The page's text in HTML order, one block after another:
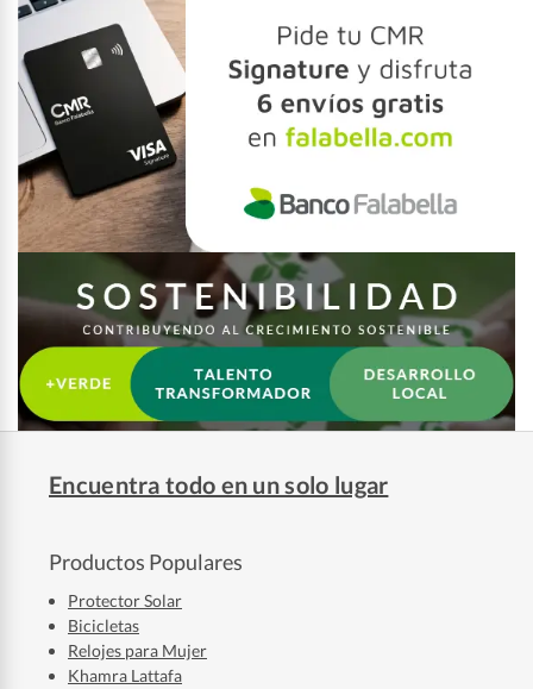
Encuentra todo en un solo lugar
Productos Populares
Protector Solar
Bicicletas
Relojes para Mujer
Khamra Lattafa